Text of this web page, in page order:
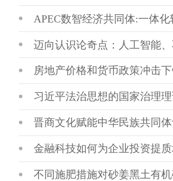
APEC数智经济共同体:一体
迈向认识论奇点：人工智能
房地产价格和货币政策冲击
习近平法治思想的国家治理
晋商文化赋能中华民族共同
金融科技如何为企业投资提
不同施肥措施对砂姜黑土有